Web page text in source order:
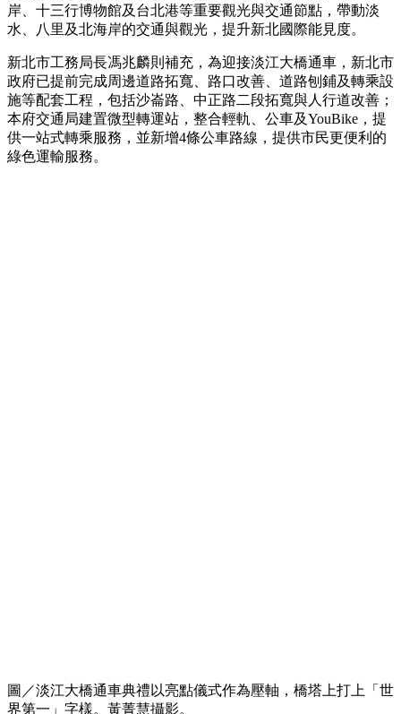
岸、十三行博物館及台北港等重要觀光與交通節點，帶動淡
水、八里及北海岸的交通與觀光，提升新北國際能見度。
新北市工務局長馮兆麟則補充，為迎接淡江大橋通車，新北市
政府已提前完成周邊道路拓寬、路口改善、道路刨鋪及轉乘設
施等配套工程，包括沙崙路、中正路二段拓寬與人行道改善；
本府交通局建置微型轉運站，整合輕軌、公車及YouBike，提
供一站式轉乘服務，並新增4條公車路線，提供市民更便利的
綠色運輸服務。
圖／淡江大橋通車典禮以亮點儀式作為壓軸，橋塔上打上「世
界第一」字樣。黃菁慧攝影。